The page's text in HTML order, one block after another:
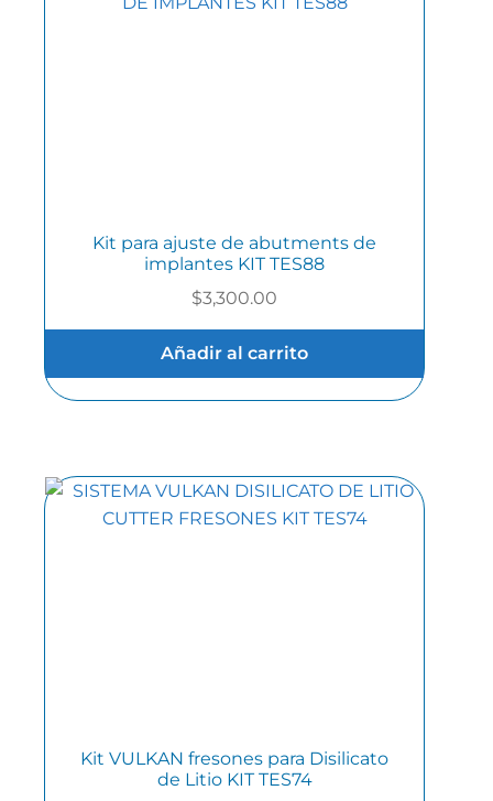
Kit para ajuste de abutments de
implantes KIT TES88
$3,300.00
Añadir al carrito
Kit VULKAN fresones para Disilicato
de Litio KIT TES74